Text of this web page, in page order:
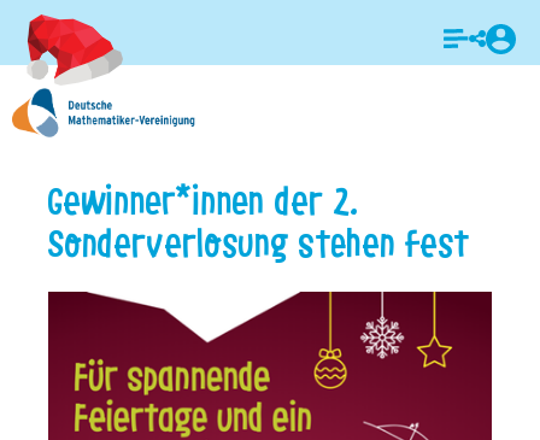
Login
Gewinner*innen der 2.
Sonderverlosung stehen fest